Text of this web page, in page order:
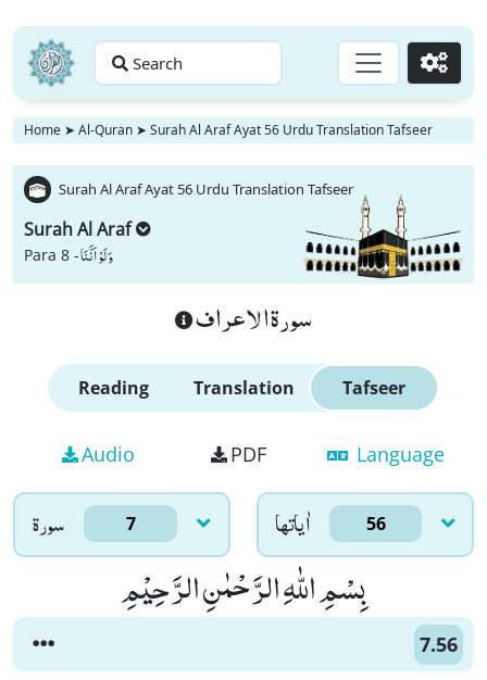
Search Go
Home ➤ Al-Quran ➤ Surah Al Araf Ayat 56 Urdu Translation Tafseer
Surah Al Araf Ayat 56 Urdu Translation Tafseer
Surah Al Araf
Para 8 -وَ لَوْ اَنَّنَا
سورة الاعراف
Reading Translation Tafseer
Audio PDF Language
سورۃ 7 اٰياتها 56
بِسْمِ اللّٰهِ الرَّحْمٰنِ الرَّحِیْمِ
7.56